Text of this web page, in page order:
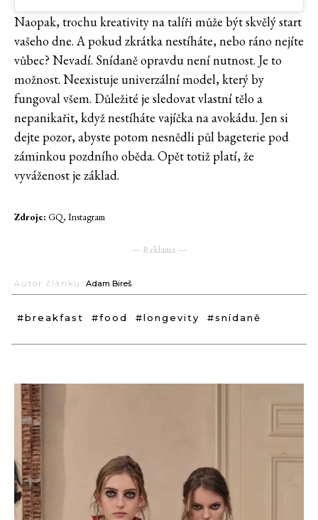
Naopak, trochu kreativity na talíři může být skvělý start
vašeho dne. A pokud zkrátka nestíháte, nebo ráno nejíte
vůbec? Nevadí. Snídaně opravdu není nutnost. Je to
možnost. Neexistuje univerzální model, který by
fungoval všem. Důležité je sledovat vlastní tělo a
nepanikařit, když nestíháte vajíčka na avokádu. Jen si
dejte pozor, abyste potom nesnědli půl bageterie pod
záminkou pozdního oběda. Opět totiž platí, že
vyváženost je základ.
Zdroje: GQ, Instagram
― Reklama ―
Autor článku: Adam Bireš
#breakfast #food #longevity #snídaně